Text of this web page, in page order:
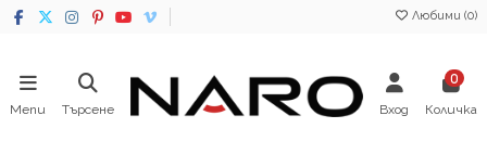
Любими (0)
Menu Търсене Вход
0
Количка